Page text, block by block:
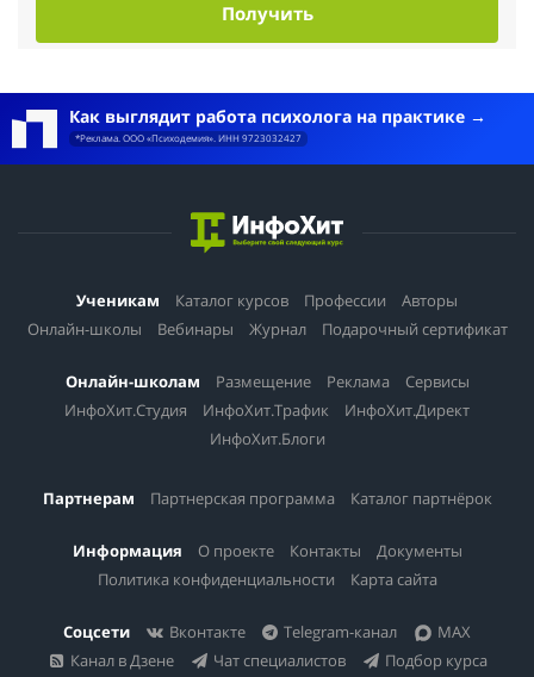
Получить
Как выглядит работа психолога на практике
*Реклама. ООО «Психодемия». ИНН 9723032427
Ученикам Каталог курсов Профессии
Авторы
Онлайн-школы
Вебинары Журнал Подарочный сертификат
Онлайн-школам Размещение Реклама
Сервисы
ИнфоХит.Студия
ИнфоХит.Трафик
ИнфоХит.Директ
ИнфоХит.Блоги
Партнерам Партнерская программа Каталог партнёрок
Информация О проекте Контакты
Документы
Политика конфиденциальности
Карта сайта
Соцсети Вконтакте Telegram-канал
MAX
Канал в Дзене
Чат специалистов Подбор курса